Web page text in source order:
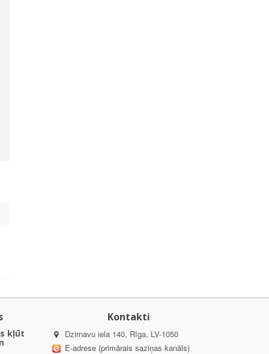
kļūt
Kontakti
Dzirnavu iela 140, Rīga, LV-1050
E-adrese (primārais saziņas kanāls)